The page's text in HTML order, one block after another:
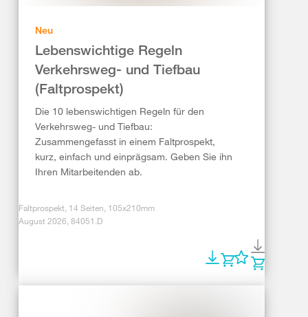
Neu
Lebenswichtige Regeln
Verkehrsweg- und Tiefbau
(Faltprospekt)
Die 10 lebenswichtigen Regeln für den
Verkehrsweg- und Tiefbau:
Zusammengefasst in einem Faltprospekt,
kurz, einfach und einprägsam. Geben Sie ihn
Ihren Mitarbeitenden ab.
Faltprospekt, 14 Seiten, 105x210mm
August 2026, 84051.D